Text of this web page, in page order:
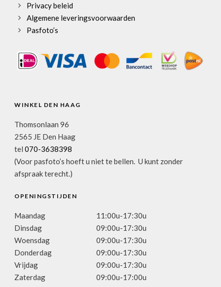
Privacy beleid
Algemene leveringsvoorwaarden
Pasfoto’s
WINKEL DEN HAAG
Thomsonlaan 96
2565 JE Den Haag
tel 070-3638398
(Voor pasfoto’s hoeft u niet te bellen. U kunt zonder
afspraak terecht.)
OPENINGSTIJDEN
Maandag
11:00u-17:30u
Dinsdag
09:00u-17:30u
Woensdag
09:00u-17:30u
Donderdag
09:00u-17:30u
Vrijdag
09:00u-17:30u
Zaterdag
09:00u-17:00u